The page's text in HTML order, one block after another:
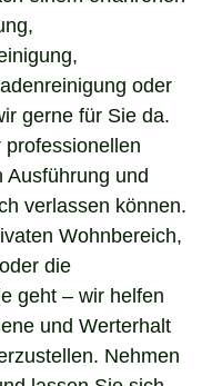
oder
gerne für Sie da.
Ausführung und
verlassen können.
Wohnbereich,
die
geht – wir helfen
und Werterhalt
Nehmen
lassen Sie sich